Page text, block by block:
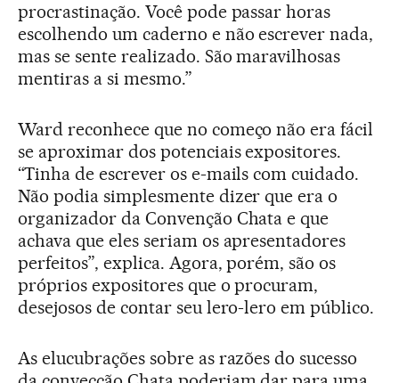
procrastinação. Você pode passar horas
escolhendo um caderno e não escrever nada,
mas se sente realizado. São maravilhosas
mentiras a si mesmo.”
Ward reconhece que no começo não era fácil
se aproximar dos potenciais expositores.
“Tinha de escrever os e-mails com cuidado.
Não podia simplesmente dizer que era o
organizador da Convenção Chata e que
achava que eles seriam os apresentadores
perfeitos”, explica. Agora, porém, são os
próprios expositores que o procuram,
desejosos de contar seu lero-lero em público.
As elucubrações sobre as razões do sucesso